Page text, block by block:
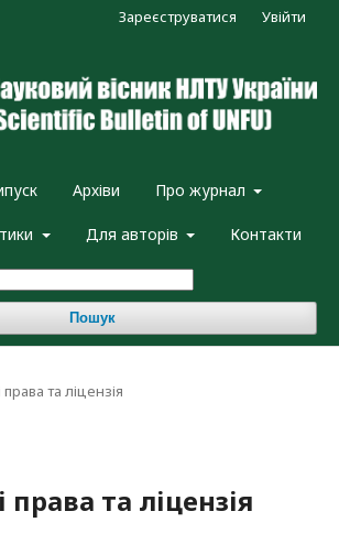
Архіви Про журнал
Для авторів Контакти
Пошук
Зареєструватися Увійти
та ліцензія
права та ліцензія